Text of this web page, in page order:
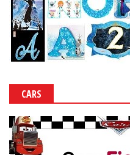
CARS